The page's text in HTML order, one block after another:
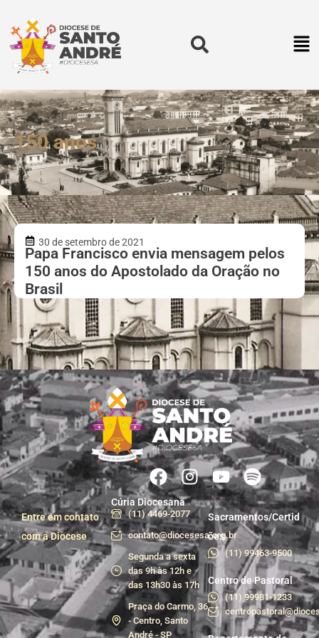
150 anos
30 de setembro de 2021
Papa Francisco envia mensagem pelos
150 anos do Apostolado da Oração no
Brasil
Entre em contato
com a Diocese
Cúria Diocesana
(11) 4469-2077
contato@diocesesa.org.br
Segunda a sexta
das 9h às 12h e
das 13h30 às 17h
Praça do Carmo, 36
- Centro, Santo
André - SP
Sacramentos/Certid
ões
(11) 99463-9500
Centro de Pastoral
(11) 99981-1233